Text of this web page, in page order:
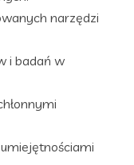
narzędzi
i badań w